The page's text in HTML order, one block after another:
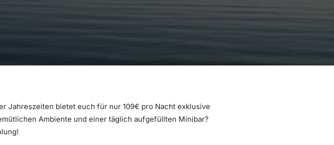
Jahreszeiten bietet euch für nur 109€ pro Nacht exklusive
Ambiente und einer täglich aufgefüllten Minibar?